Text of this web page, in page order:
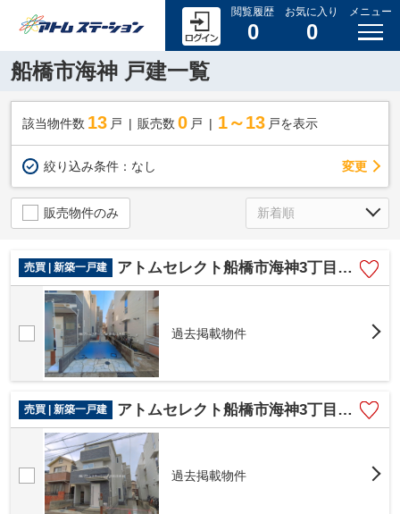
閲覧履歴
0
お気に入り
0
メニュー
船橋市海神 戸建一覧
該当物件数 13 戸 販売数 0 戸 1～13 戸を表示
絞り込み条件： なし 変更
販売物件のみ
売買 | 新築一戸建 アトムセレクト船橋市海神3丁目V 1号棟
過去掲載物件
売買 | 新築一戸建 アトムセレクト船橋市海神3丁目V 2号棟
過去掲載物件